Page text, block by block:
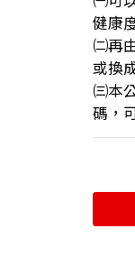
健康
㈡再
或換
㈢本
碼，